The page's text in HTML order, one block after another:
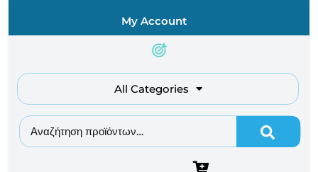
My Account
All Categories
Αναζήτηση για: